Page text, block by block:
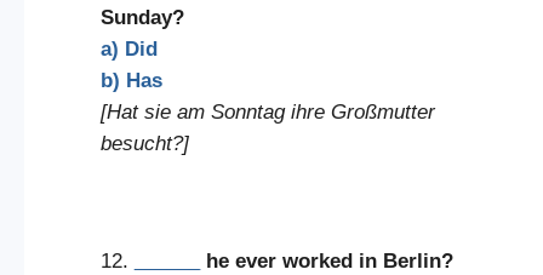
Sunday?
a) Did
b) Has
[Hat sie am Sonntag ihre Großmutter
besucht?]
12.
he ever worked in Berlin?